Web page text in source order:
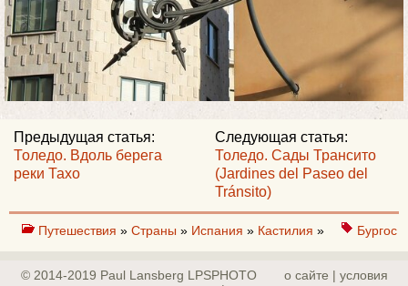
Следующая статья:
Толедо. Сады Трансито
(Jardines del Paseo del
Tránsito)
Предыдущая статья:
Толедо. Вдоль берега
реки Тахо
Путешествия » Страны » Испания » Кастилия » Бургос
© 2014-2019 Paul Lansberg LPSPHOTO
о сайте | yсловия